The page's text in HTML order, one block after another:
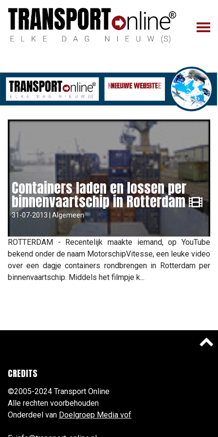
Containers laden en lossen per
binnenvaartschip in Rotterdam
31-07-2013 | Algemeen
ROTTERDAM - Recentelijk maakte iemand, op YouTube
bekend onder de naam MotorschipVitesse, een leuke video
over een dagje containers rondbrengen in Rotterdam per
binnenvaartschip. Middels het filmpje k...
CREDITS
©2005-2024 Transport Online
Alle rechten voorbehouden
Onderdeel van Doelgroep Media vof